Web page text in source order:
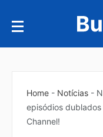
Home - Notícias -
episódios
Channel!